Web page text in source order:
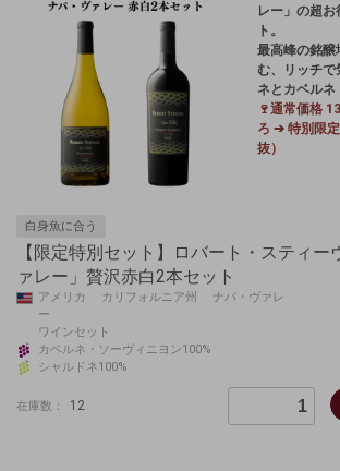
レー」の超
ト。
最高峰の銘醸
む、リッチで
ネと カベルネ
🍷通常価格
ろ ➔ 特別限
抜）
白身魚に合う
【限定特別セット】ロバート・スティー
ァレー」贅沢赤白2本セット
アメリカ カリフォルニア州 ナパ・ヴァレ
ー
ワインセット
カベルネ・ソーヴィニヨン100%
シャルドネ100%
在庫数： 12